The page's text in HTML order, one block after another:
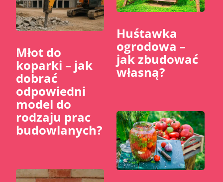
Młot do
koparki – jak
dobrać
odpowiedni
model do
rodzaju prac
budowlanych?
Huśtawka
ogrodowa –
jak zbudować
własną?